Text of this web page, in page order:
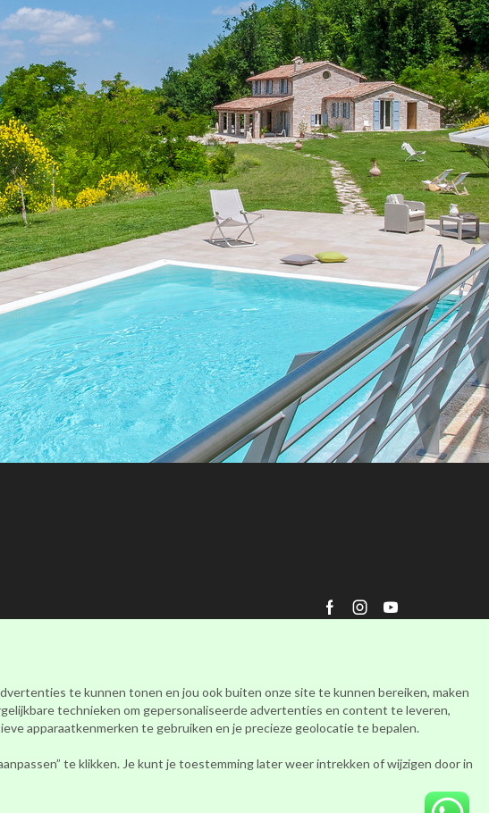
FacebookInstagram
Youtube
te kunnen tonen en jou ook buiten onze site te kunnen bereiken, maken
technieken om gepersonaliseerde advertenties en content te leveren,
apparaatkenmerken te gebruiken en je precieze geolocatie te bepalen.
te klikken. Je kunt je toestemming later weer intrekken of wijzigen door in